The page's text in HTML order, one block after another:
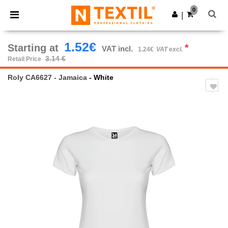
× Ntextil App
Better prices on app!
Get the app
0
Starting at 1.52€ VAT incl. 1.24€ VAT excl. *
Retail Price 3.14 €
Roly CA6627 - Jamaica - White